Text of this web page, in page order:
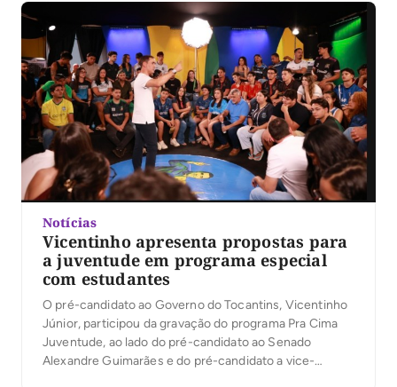
as candidaturas de Ronaldo Dimas e Vanderlei
Luxemburgo ao Senado Federal. […]
Notícias
Vicentinho apresenta propostas para
a juventude em programa especial
com estudantes
O pré-candidato ao Governo do Tocantins, Vicentinho
Júnior, participou da gravação do programa Pra Cima
Juventude, ao lado do pré-candidato ao Senado
Alexandre Guimarães e do pré-candidato a vice-